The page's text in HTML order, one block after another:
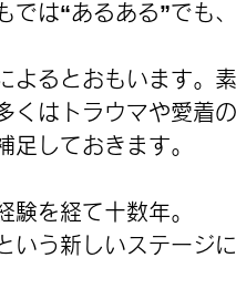
では“あるある”でも
よるとおもいます。
くはトラウマや愛着
足しておきます。
験を経て十数年。
いう新しいステージに